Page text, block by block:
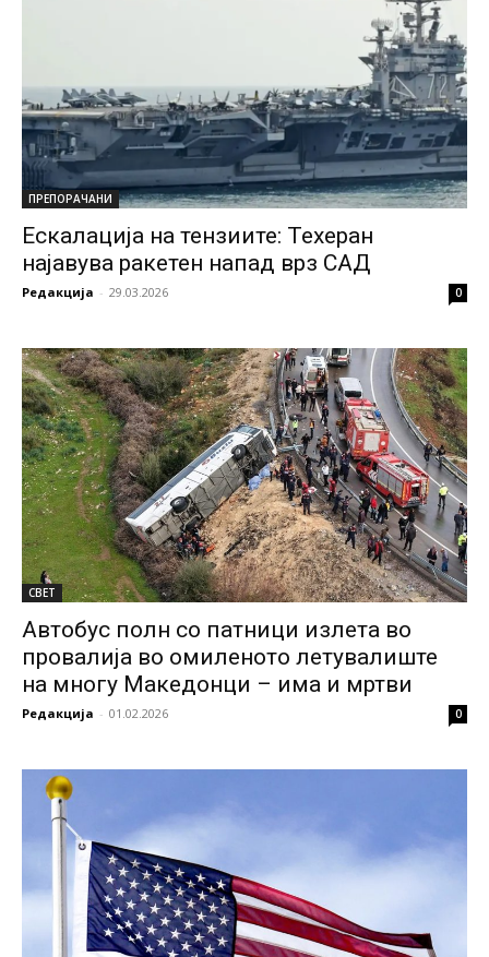
ПРЕПОРАЧАНИ
Ескалација на тензиите: Техеран
најавува ракетен напад врз САД
Редакција - 29.03.2026 0
СВЕТ
Автобус полн со патници излета во
провалија во омиленото летувалиште
на многу Македонци – има и мртви
Редакција - 01.02.2026 0